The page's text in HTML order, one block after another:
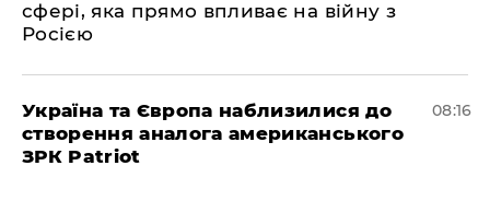
сфері, яка прямо впливає на війну з
Росією
Україна та Європа наблизилися до
створення аналога американського
ЗРК Patriot
08:16